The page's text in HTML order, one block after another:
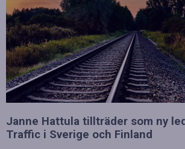
Janne Hattula tillträder som ny
Traffic i Sverige och Finland